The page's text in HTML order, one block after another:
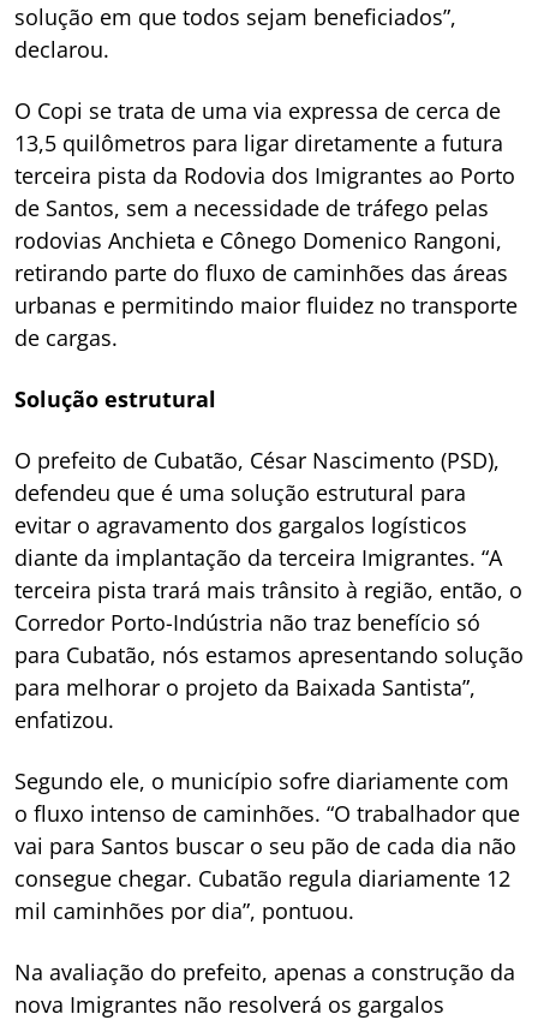
solução em que todos sejam beneficiados”,
declarou.
O Copi se trata de uma via expressa de cerca de
13,5 quilômetros para ligar diretamente a futura
terceira pista da Rodovia dos Imigrantes ao Porto
de Santos, sem a necessidade de tráfego pelas
rodovias Anchieta e Cônego Domenico Rangoni,
retirando parte do fluxo de caminhões das áreas
urbanas e permitindo maior fluidez no transporte
de cargas.
Solução estrutural
O prefeito de Cubatão, César Nascimento (PSD),
defendeu que é uma solução estrutural para
evitar o agravamento dos gargalos logísticos
diante da implantação da terceira Imigrantes. “A
terceira pista trará mais trânsito à região, então, o
Corredor Porto-Indústria não traz benefício só
para Cubatão, nós estamos apresentando solução
para melhorar o projeto da Baixada Santista”,
enfatizou.
Segundo ele, o município sofre diariamente com
o fluxo intenso de caminhões. “O trabalhador que
vai para Santos buscar o seu pão de cada dia não
consegue chegar. Cubatão regula diariamente 12
mil caminhões por dia”, pontuou.
Na avaliação do prefeito, apenas a construção da
nova Imigrantes não resolverá os gargalos